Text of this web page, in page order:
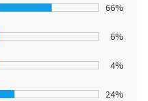
66%
6%
4%
24%